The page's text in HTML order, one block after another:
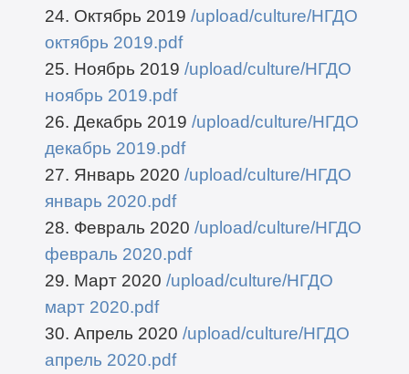
24. Октябрь 2019 /upload/culture/НГДО
октябрь 2019.pdf
25. Ноябрь 2019 /upload/culture/НГДО
ноябрь 2019.pdf
26. Декабрь 2019 /upload/culture/НГДО
декабрь 2019.pdf
27. Январь 2020 /upload/culture/НГДО
январь 2020.pdf
28. Февраль 2020 /upload/culture/НГДО
февраль 2020.pdf
29. Март 2020 /upload/culture/НГДО
март 2020.pdf
30. Апрель 2020 /upload/culture/НГДО
апрель 2020.pdf